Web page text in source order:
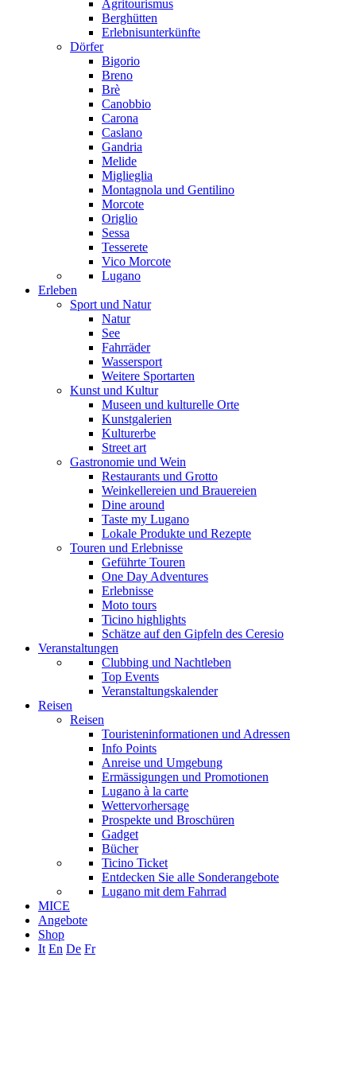
Agritourismus
Berghütten
Erlebnisunterkünfte
Dörfer
Bigorio
Breno
Brè
Canobbio
Carona
Caslano
Gandria
Melide
Miglieglia
Montagnola und Gentilino
Morcote
Origlio
Sessa
Tesserete
Vico Morcote
Lugano
Erleben
Sport und Natur
Natur
See
Fahrräder
Wassersport
Weitere Sportarten
Kunst und Kultur
Museen und kulturelle Orte
Kunstgalerien
Kulturerbe
Street art
Gastronomie und Wein
Restaurants und Grotto
Weinkellereien und Brauereien
Dine around
Taste my Lugano
Lokale Produkte und Rezepte
Touren und Erlebnisse
Geführte Touren
One Day Adventures
Erlebnisse
Moto tours
Ticino highlights
Schätze auf den Gipfeln des Ceresio
Veranstaltungen
Clubbing und Nachtleben
Top Events
Veranstaltungskalender
Reisen
Reisen
Touristeninformationen und Adressen
Info Points
Anreise und Umgebung
Ermässigungen und Promotionen
Lugano à la carte
Wettervorhersage
Prospekte und Broschüren
Gadget
Bücher
Ticino Ticket
Entdecken Sie alle Sonderangebote
Lugano mit dem Fahrrad
MICE
Angebote
Shop
It En De Fr